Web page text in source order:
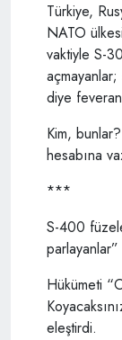
Türkiye,
NATO
vaktiyle S-
diye
Kim,
hesabına
***
S-400
Hükümeti
eleştirdi.